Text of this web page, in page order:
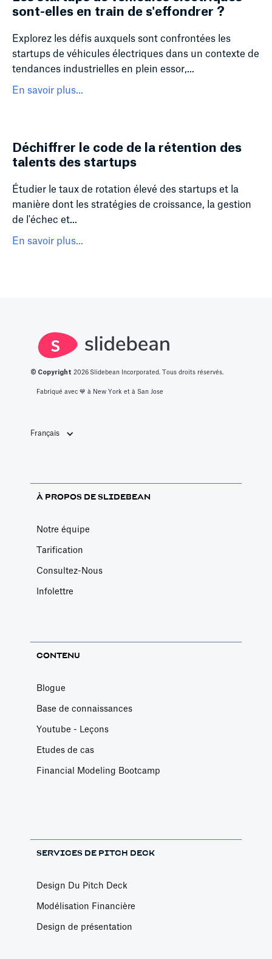
sont-elles en train de s'effondrer ?
Explorez les défis auxquels sont confrontées les
startups de véhicules électriques dans un contexte de
tendances industrielles en plein essor,...
En savoir plus...
Déchiffrer le code de la rétention des
talents des startups
Étudier le taux de rotation élevé des startups et la
manière dont les stratégies de croissance, la gestion
de l'échec et...
En savoir plus...
© Copyright 2026 Slidebean Incorporated. Tous droits réservés.
Fabriqué avec 💙️ à New York et à San Jose
Français
À PROPOS DE SLIDEBEAN
Notre équipe
Tarification
Consultez-Nous
Infolettre
CONTENU
Blogue
Base de connaissances
Youtube - Leçons
Etudes de cas
Financial Modeling Bootcamp
SERVICES DE PITCH DECK
Design Du Pitch Deck
Modélisation Financière
Design de présentation